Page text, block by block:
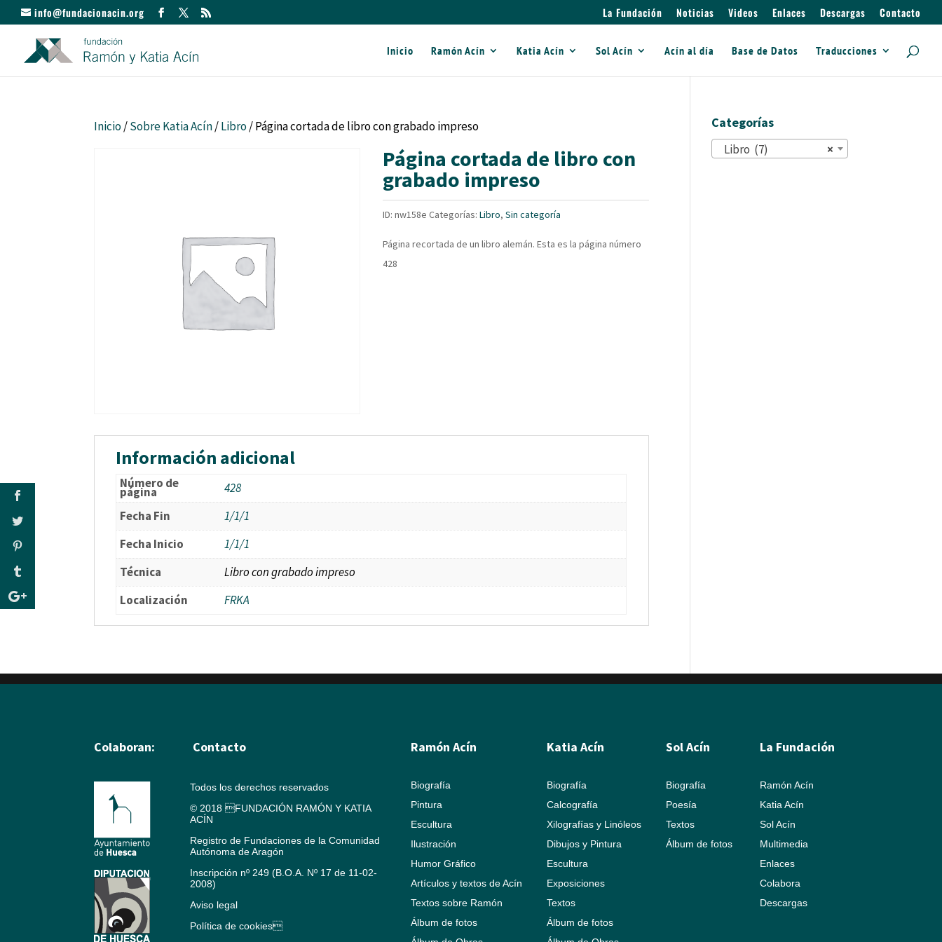
info@fundacionacin.org La Fundación Noticias Videos Enlaces Descargas Contacto
Inicio Ramón Acín Katia Acín Sol Acín Acín al día Base de Datos Traducciones
Inicio/Sobre Katia Acín/Libro/ Página cortada de libro con grabado impreso
Página cortada de libro con
grabado impreso
ID:nw158e Categorías:Libro,Sin categoría
Página recortada de un libro alemán. Esta es la página número
428
Información adicional
Número de
página
428
Fecha Fin
1/1/1
Fecha Inicio
1/1/1
Técnica
Libro con grabado impreso
Localización
FRKA
Categorías
×
Libro (7)
Colaboran: Contacto
Todos los derechos reservados
© 2018 FUNDACIÓN RAMÓN Y KATIA
ACÍN
Registro de Fundaciones de la Comunidad
Autónoma de Aragón
Inscripción nº 249 (B.O.A. Nº 17 de 11-02-
2008)
Aviso legal
Política de cookies
Ramón Acín
Biografía
Pintura
Escultura
Ilustración
Humor Gráfico
Artículos y textos de Acín
Textos sobre Ramón
Álbum de fotos
Katia Acín
Biografía
Calcografía
Xilografías y Linóleos
Dibujos y Pintura
Escultura
Exposiciones
Textos
Álbum de fotos
Sol Acín
Biografía
Poesía
Textos
Álbum de fotos
La Fundación
Ramón Acín
Katia Acín
Sol Acín
Multimedia
Enlaces
Colabora
Descargas